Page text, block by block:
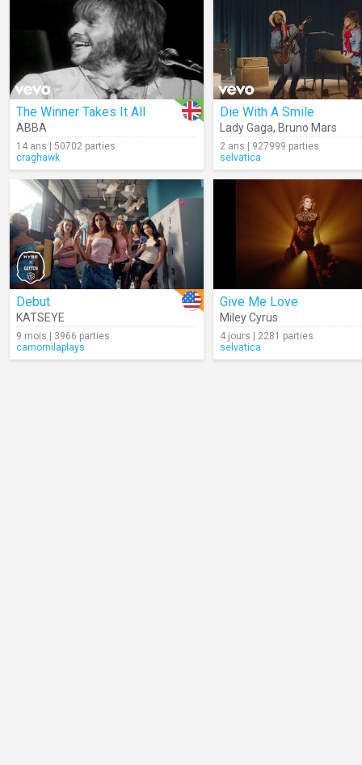
The Winner Takes It All
ABBA
14 ans | 50702 parties
craghawk
Die With A Smile
Lady Gaga, Bruno Mars
2 ans | 927999 parties
selvatica
Debut
KATSEYE
9 mois | 3966 parties
camomilaplays
Give Me Love
Miley Cyrus
4 jours | 2281 parties
selvatica